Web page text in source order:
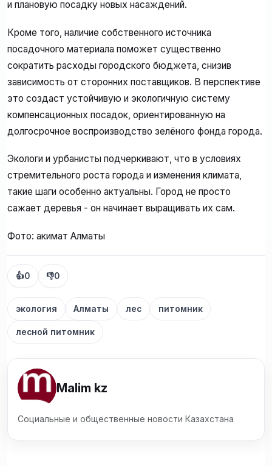
и плановую посадку новых насаждений.
Кроме того, наличие собственного источника
посадочного материала поможет существенно
сократить расходы городского бюджета, снизив
зависимость от сторонних поставщиков. В перспективе
это создаст устойчивую и экологичную систему
компенсационных посадок, ориентированную на
долгосрочное воспроизводство зелёного фонда города.
Экологи и урбанисты подчеркивают, что в условиях
стремительного роста города и изменения климата,
такие шаги особенно актуальны. Город не просто
сажает деревья - он начинает выращивать их сам.
Фото: акимат Алматы
👍0 👎0
экология Алматы лес питомник
лесной питомник
Malim kz
Социальные и общественные новости Казахстана